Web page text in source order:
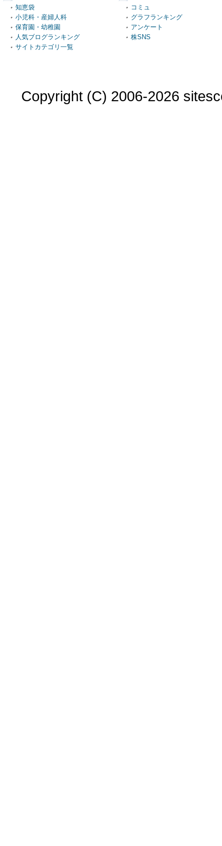
知恵袋
小児科・産婦人科
保育園・幼稚園
人気ブログランキング
サイトカテゴリ一覧
コミュ
グラフランキング
アンケート
株SNS
Copyright (C) 2006-2026